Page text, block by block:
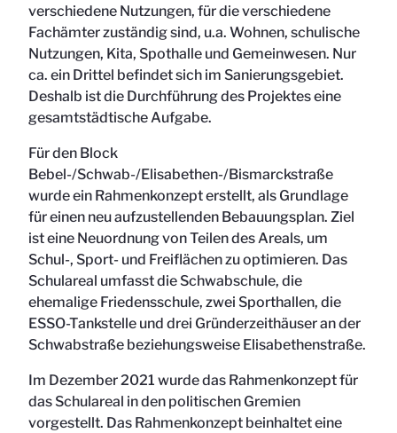
verschiedene Nutzungen, für die verschiedene
Fachämter zuständig sind, u.a. Wohnen, schulische
Nutzungen, Kita, Spothalle und Gemeinwesen. Nur
ca. ein Drittel befindet sich im Sanierungsgebiet.
Deshalb ist die Durchführung des Projektes eine
gesamtstädtische Aufgabe.
Für den Block
Bebel-/Schwab-/Elisabethen-/Bismarckstraße
wurde ein Rahmenkonzept erstellt, als Grundlage
für einen neu aufzustellenden Bebauungsplan. Ziel
ist eine Neuordnung von Teilen des Areals, um
Schul-, Sport- und Freiflächen zu optimieren. Das
Schulareal umfasst die Schwabschule, die
ehemalige Friedensschule, zwei Sporthallen, die
ESSO-Tankstelle und drei Gründerzeithäuser an der
Schwabstraße beziehungsweise Elisabethenstraße.
Im Dezember 2021 wurde das Rahmenkonzept für
das Schulareal in den politischen Gremien
vorgestellt. Das Rahmenkonzept beinhaltet eine